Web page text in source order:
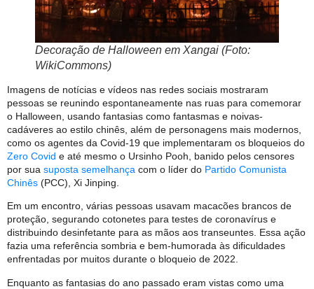
Decoração de Halloween em Xangai (Foto:
WikiCommons)
Imagens de notícias e vídeos nas redes sociais mostraram
pessoas se reunindo espontaneamente nas ruas para comemorar
o Halloween, usando fantasias como fantasmas e noivas-
cadáveres ao estilo chinês, além de personagens mais modernos,
como os agentes da Covid-19 que implementaram os bloqueios do
Zero Covid e até mesmo o Ursinho Pooh, banido pelos censores
por sua suposta semelhança com o líder do Partido Comunista
Chinês (PCC), Xi Jinping.
Em um encontro, várias pessoas usavam macacões brancos de
proteção, segurando cotonetes para testes de coronavírus e
distribuindo desinfetante para as mãos aos transeuntes. Essa ação
fazia uma referência sombria e bem-humorada às dificuldades
enfrentadas por muitos durante o bloqueio de 2022.
Enquanto as fantasias do ano passado eram vistas como uma